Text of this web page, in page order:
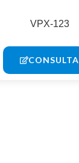
VPX-123
CONSULTA